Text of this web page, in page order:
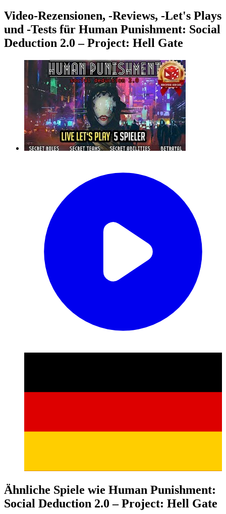
Video-Rezensionen, -Reviews, -Let's Plays
und -Tests für Human Punishment: Social
Deduction 2.0 – Project: Hell Gate
Ähnliche Spiele wie Human Punishment:
Social Deduction 2.0 – Project: Hell Gate